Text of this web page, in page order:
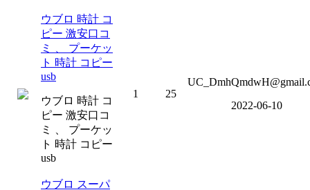
ウブロ 時計 コ
ピー 激安口コ
ミ 、 プーケッ
ト 時計 コピー
usb
ウブロ 時計 コ
ピー 激安口コ
ミ 、 プーケッ
ト 時計 コピー
usb
1 25
2022-06-10
ウブロ スーパ